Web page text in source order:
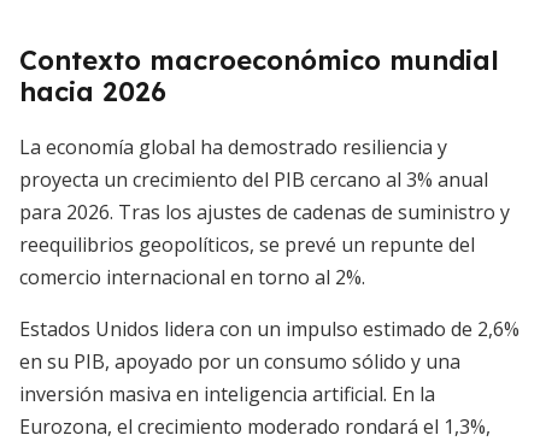
Contexto macroeconómico mundial
hacia 2026
La economía global ha demostrado resiliencia y
proyecta un crecimiento del PIB cercano al 3% anual
para 2026. Tras los ajustes de cadenas de suministro y
reequilibrios geopolíticos, se prevé un repunte del
comercio internacional en torno al 2%.
Estados Unidos lidera con un impulso estimado de 2,6%
en su PIB, apoyado por un consumo sólido y una
inversión masiva en inteligencia artificial. En la
Eurozona, el crecimiento moderado rondará el 1,3%,